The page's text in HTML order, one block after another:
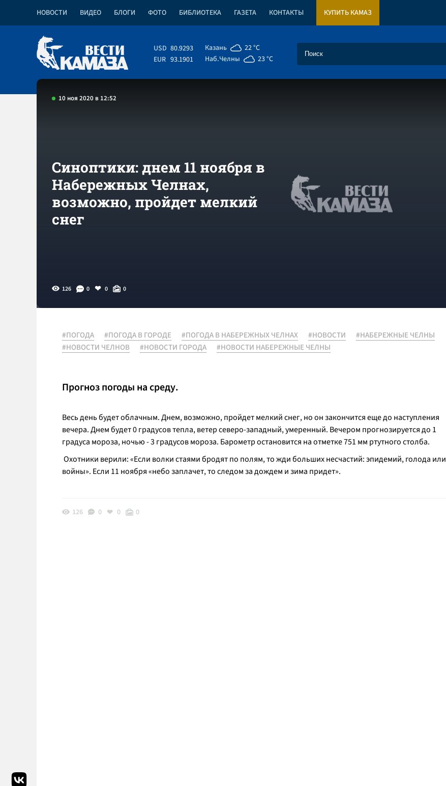
НОВОСТИ ВИДЕО БЛОГИ ФОТО БИБЛИОТЕКА ГАЗЕТА КОНТАКТЫ КУПИТЬ КАМАЗ
USD 80.9293
EUR 93.1901
Казань
22 °C
Наб.Челны
23 °C
10 ноя 2020 в 12:52
Синоптики: днем 11 ноября в
Набережных Челнах,
возможно, пройдет мелкий
снег
126 0 0 0
#ПОГОДА #ПОГОДА В ГОРОДЕ #ПОГОДА В НАБЕРЕЖНЫХ ЧЕЛНАХ #НОВОСТИ
#НАБЕРЕЖНЫЕ ЧЕЛНЫ
#НОВОСТИ ЧЕЛНОВ
#НОВОСТИ ГОРОДА #НОВОСТИ НАБЕРЕЖНЫЕ ЧЕЛНЫ
Прогноз погоды на среду.
Весь день будет облачным. Днем, возможно, пройдет мелкий снег, но он закончится еще до наступления
вечера. Днем будет 0 градусов тепла, ветер северо-западный, умеренный. Вечером прогнозируется до 1
градуса мороза, ночью - 3 градусов мороза. Барометр остановится на отметке 751 мм ртутного столба.
Охотники верили: «Если волки стаями бродят по полям, то жди больших несчастий: эпидемий, голода или
войны». Если 11 ноября «небо заплачет, то следом за дождем и зима придет».
126 0 0 0